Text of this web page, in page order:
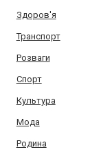
Здоров'я
Транспорт
Розваги
Спорт
Культура
Мода
Родина